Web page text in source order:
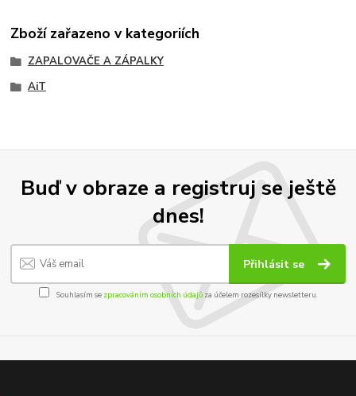
Zboží zařazeno v kategoriích
ZAPALOVAČE A ZÁPALKY
AiT
Buď v obraze a registruj se ještě
dnes!
Přihlásit se
Souhlasím se zpracováním osobních údajůza účelem rozesílky newsletteru.